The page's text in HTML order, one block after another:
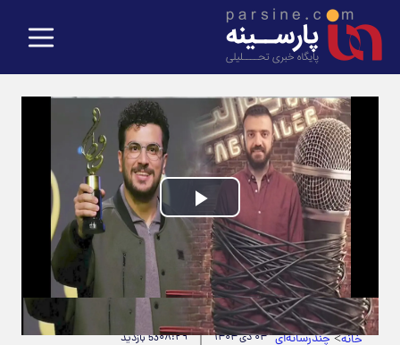
Play
Video
حجم ویدیو: 5.59M |مدت زمان ویدیو: 00:01:20
خانه>چندرسانه‌ای ۰۴ دی ۱۴۰۴ ۰۸:۲۹53 بازدید